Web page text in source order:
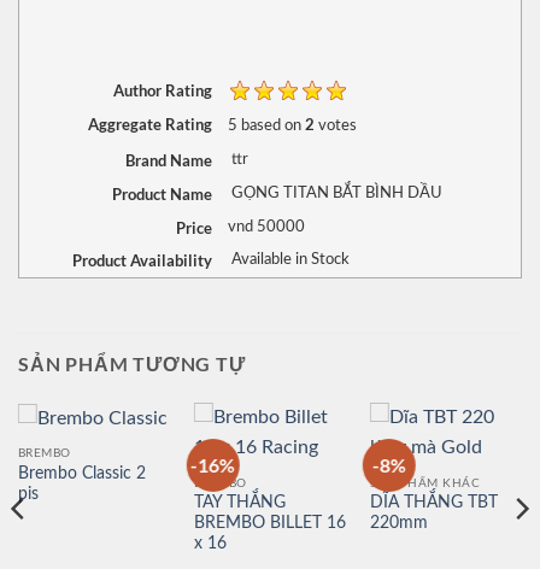
Author Rating
Aggregate Rating
5 based on 2 votes
Brand Name ttr
Product Name GỌNG TITAN BẮT BÌNH DẦU
Price vnd 50000
Product Availability Available in Stock
SẢN PHẨM TƯƠNG TỰ
BREMBO
Brembo Classic 2
pis
-16%
BREMBO
TAY THẮNG
BREMBO BILLET 16
x 16
-8%
SẢN PHẨM KHÁC
DĨA THẮNG TBT
220mm